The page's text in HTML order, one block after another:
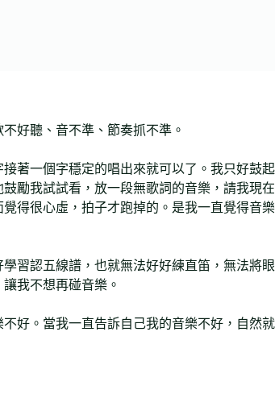
好聽、音不準、節奏抓不準。
著一個字穩定的唱出來就可以了。我只好鼓起
勵我試試看，放一段無歌詞的音樂，請我現在
得很心虛，拍子才跑掉的。是我一直覺得音樂
習認五線譜，也就無法好好練直笛，無法將眼
我不想再碰音樂。
好。當我一直告訴自己我的音樂不好，自然就